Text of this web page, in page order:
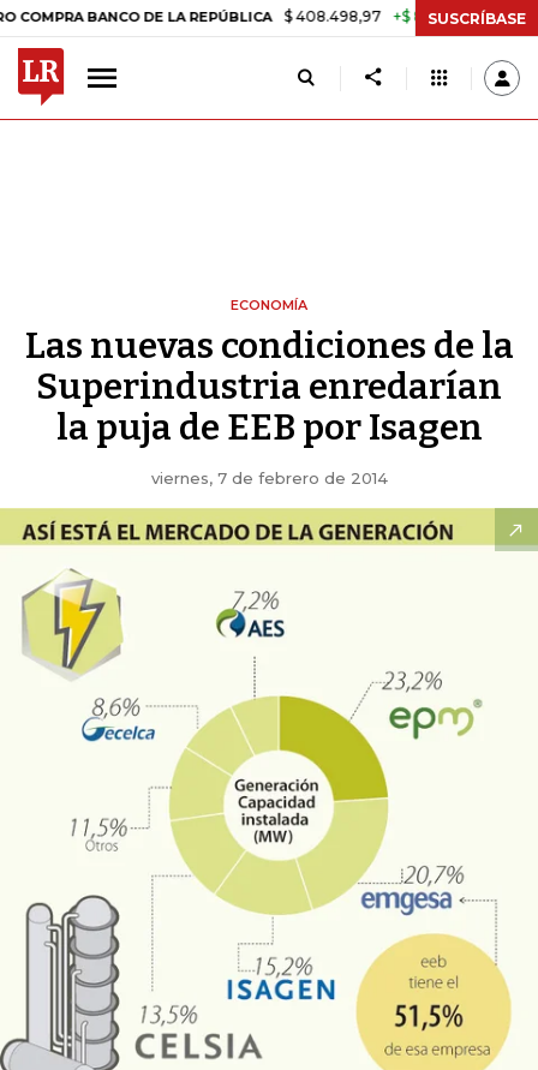
BANCO DE LA REPÚBLICA $ 408.498,97 +$ 8.753,81 +2,19% TASA
SUSCRÍBASE
ECONOMÍA
Las nuevas condiciones de la
Superindustria enredarían
la puja de EEB por Isagen
viernes, 7 de febrero de 2014